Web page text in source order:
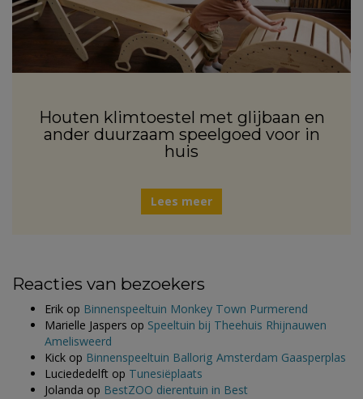
Houten klimtoestel met glijbaan en
ander duurzaam speelgoed voor in
huis
Lees meer
Reacties van bezoekers
Erik op Binnenspeeltuin Monkey Town Purmerend
Marielle Jaspers op Speeltuin bij Theehuis Rhijnauwen
Amelisweerd
Kick op Binnenspeeltuin Ballorig Amsterdam Gaasperplas
Luciededelft op Tunesiëplaats
Jolanda op BestZOO dierentuin in Best